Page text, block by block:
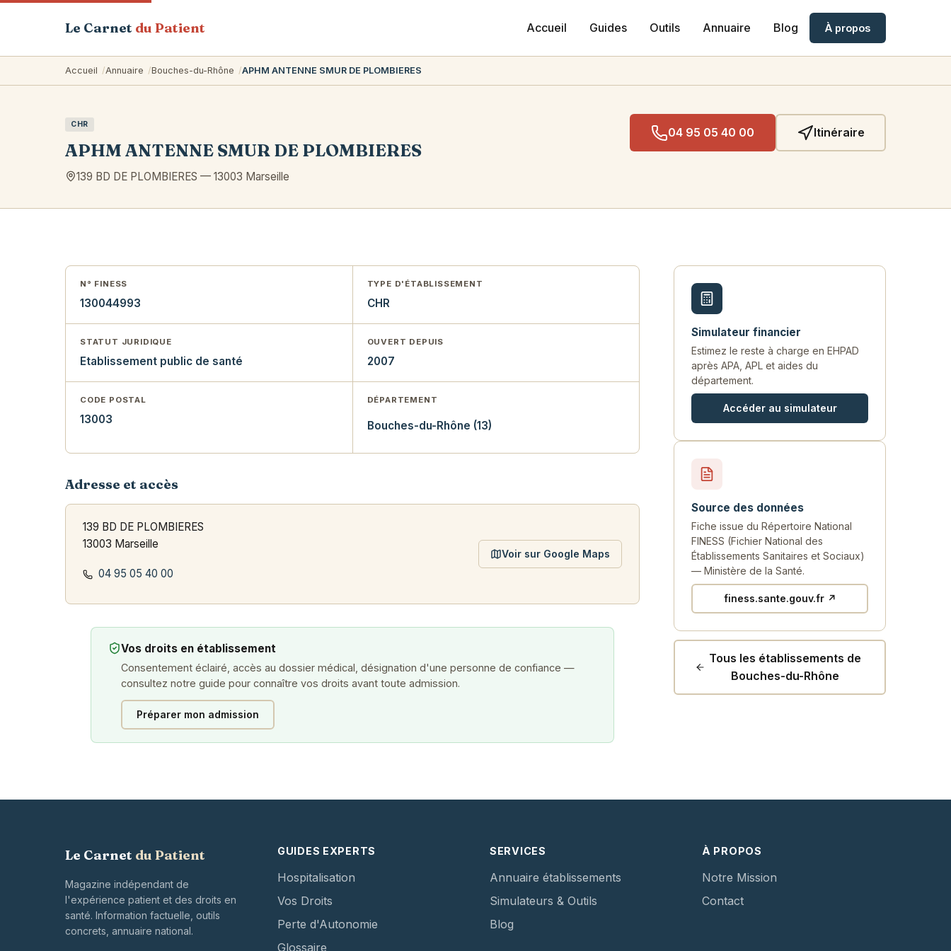
Le Carnet du Patient Accueil Guides Outils Annuaire Blog À propos
Accueil Annuaire Bouches-du-Rhône APHM ANTENNE SMUR DE PLOMBIERES
CHR
APHM ANTENNE SMUR DE PLOMBIERES
139 BD DE PLOMBIERES — 13003 Marseille
04 95 05 40 00 Itinéraire
N° FINESS
130044993
TYPE D'ÉTABLISSEMENT
CHR
STATUT JURIDIQUE
Etablissement public de santé
OUVERT DEPUIS
2007
CODE POSTAL
13003
DÉPARTEMENT
Bouches-du-Rhône (13)
Adresse et accès
139 BD DE PLOMBIERES
13003 Marseille
04 95 05 40 00
Voir sur Google Maps
Vos droits en établissement
Consentement éclairé, accès au dossier médical, désignation d'une personne de confiance —
consultez notre guide pour connaître vos droits avant toute admission.
Préparer mon admission
Simulateur financier
Estimez le reste à charge en EHPAD
après APA, APL et aides du
département.
Accéder au simulateur
Source des données
Fiche issue du Répertoire National
FINESS (Fichier National des
Établissements Sanitaires et Sociaux)
— Ministère de la Santé.
finess.sante.gouv.fr ↗
Tous les établissements de
Bouches-du-Rhône
Le Carnet du Patient
Magazine indépendant de
l'expérience patient et des droits en
santé. Information factuelle, outils
concrets, annuaire national.
GUIDES EXPERTS
Hospitalisation
Vos Droits
Perte d'Autonomie
Glossaire
SERVICES
Annuaire établissements
Simulateurs & Outils
Blog
À PROPOS
Notre Mission
Contact